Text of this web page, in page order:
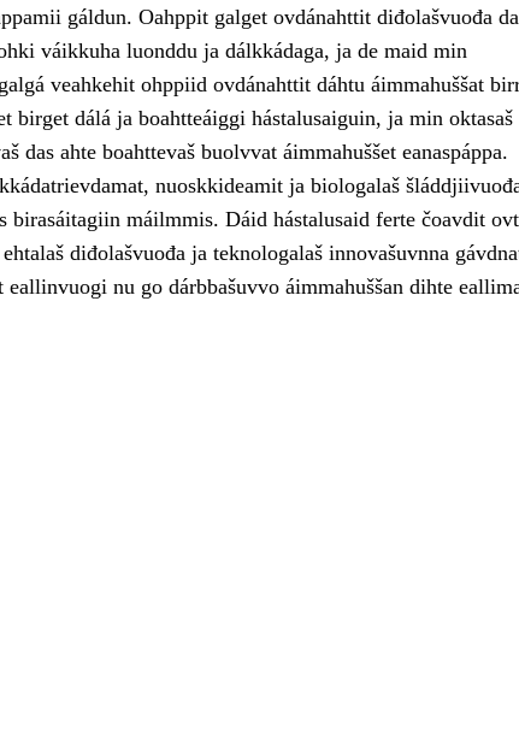
gáldun. Oahppit galget ovdánahttit diđolašvuođa
váikkuha luonddu ja dálkkádaga, ja de maid min
veahkehit ohppiid ovdánahttit dáhtu áimmahuššat
birget dálá ja boahtteáiggi hástalusaiguin, ja min oktasaš
das ahte boahttevaš buolvvat áimmahuššet eanaspáppa.
nuoskkideamit ja biologalaš
birasáitagiin máilmmis. Dáid hástalusaid ferte čoavdit
diđolašvuođa ja teknologalaš innovašuvnna
nu go dárbbašuvvo áimmahuššan dihte